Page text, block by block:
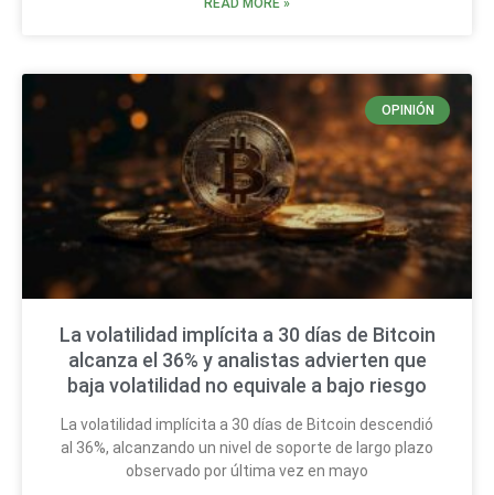
OPINIÓN
La volatilidad implícita a 30 días de Bitcoin
alcanza el 36% y analistas advierten que
baja volatilidad no equivale a bajo riesgo
La volatilidad implícita a 30 días de Bitcoin descendió
al 36%, alcanzando un nivel de soporte de largo plazo
observado por última vez en mayo